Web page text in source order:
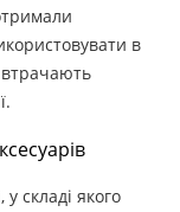
в
втрачають
складі якого